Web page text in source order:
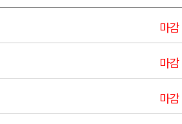
마감
마감
마감